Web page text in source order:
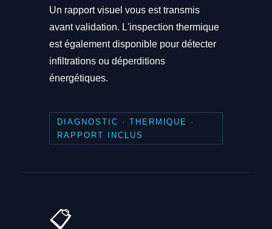
Un rapport visuel vous est transmis
avant validation. L'inspection thermique
est également disponible pour détecter
infiltrations ou déperditions
énergétiques.
DIAGNOSTIC · THERMIQUE ·
RAPPORT INCLUS
📋